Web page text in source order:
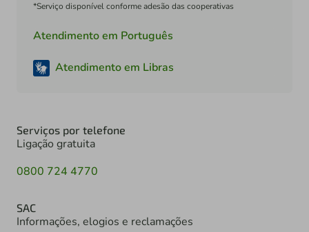
*Serviço disponível conforme adesão das cooperativas
Atendimento em Português
Atendimento em Libras
Serviços por telefone
Ligação gratuita
0800 724 4770
SAC
Informações, elogios e reclamações